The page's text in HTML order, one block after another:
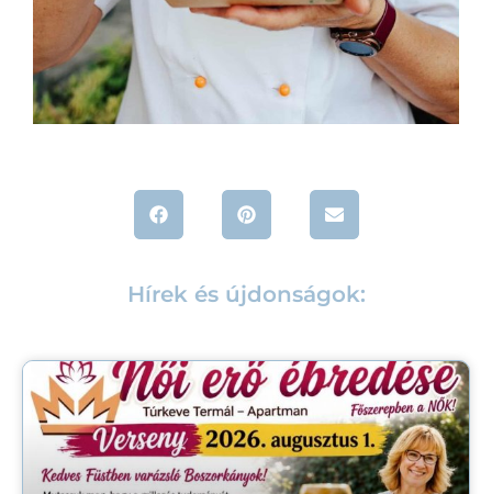
Hírek és újdonságok: